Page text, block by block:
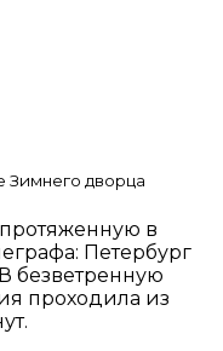
Зимнего дворца
в
Петербург
безветренную
проходила из